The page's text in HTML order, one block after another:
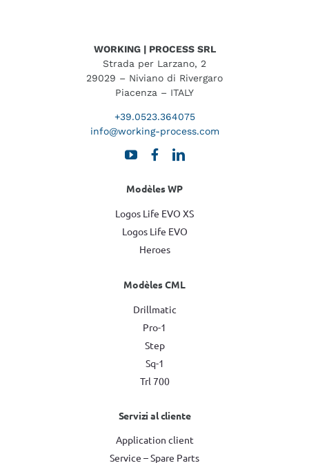
WORKING | PROCESS SRL
Strada per Larzano, 2
29029 – Niviano di Rivergaro
Piacenza – ITALY
+39.0523.364075
info@working-process.com
Modèles WP
Logos Life EVO XS
Logos Life EVO
Heroes
Modèles CML
Drillmatic
Pro-1
Step
Sq-1
Trl 700
Servizi al cliente
Application client
Service – Spare Parts